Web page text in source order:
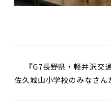
『G7長野県・軽井沢
イベント』へ参加しま
佐久城山小学校のみなさ